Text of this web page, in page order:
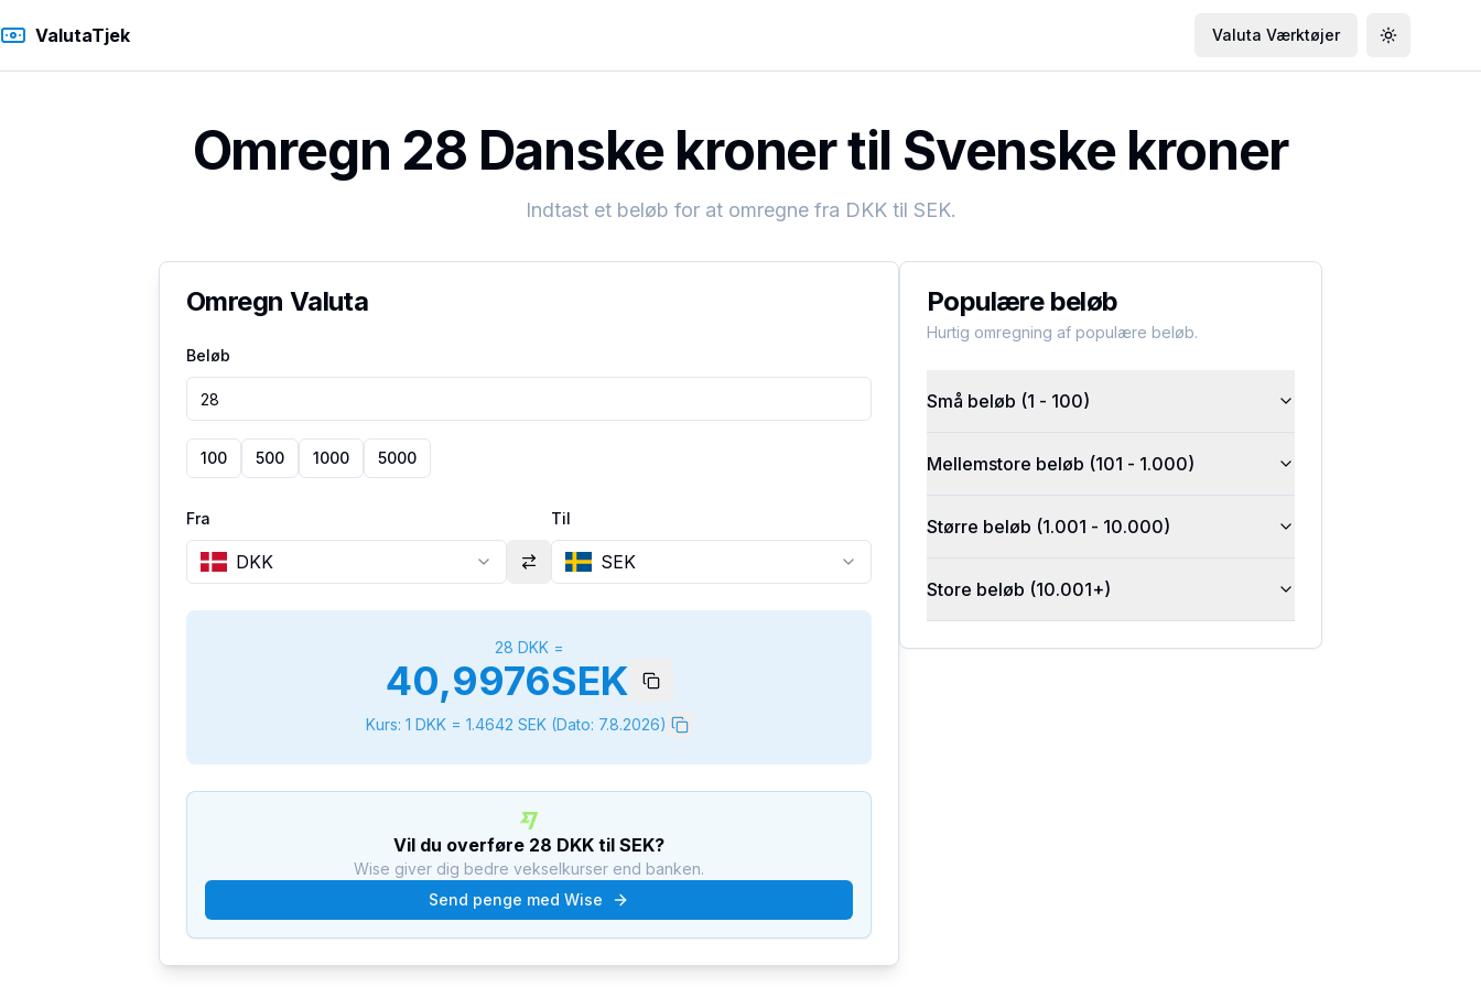
ValutaTjek Valuta Værktøjer Toggle
Omregn 28 Danske kroner til Svenske kroner
Indtast et beløb for at omregne fra DKKtil SEK.
Omregn Valuta
Beløb
100 500 1000 5000
Fra
DKK
Til
SEK
28 DKK=
40,9976SEK
Kurs: 1 DKK= 1.4642 SEK(Dato: 7.8.2026)
Vil du overføre 28 DKK til SEK?
Wise giver dig bedre vekselkurser end banken.
Send penge med Wise
Populære beløb
Hurtig omregning af populære beløb.
Små beløb (1 - 100)
Mellemstore beløb (101 - 1.000)
Større beløb (1.001 - 10.000)
Store beløb (10.001+)